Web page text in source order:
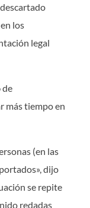
los
legal
de
más tiempo en
(en las
dijo
se repite
redadas